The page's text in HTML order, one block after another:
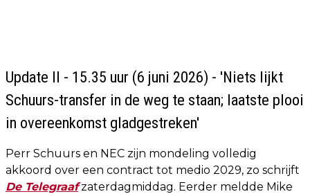
Update II - 15.35 uur (6 juni 2026) - 'Niets lijkt
Schuurs-transfer in de weg te staan; laatste plooi
in overeenkomst gladgestreken'
Perr Schuurs en NEC zijn mondeling volledig
akkoord over een contract tot medio 2029, zo schrijft
De Telegraaf zaterdagmiddag. Eerder meldde Mike